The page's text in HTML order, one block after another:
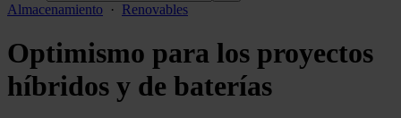
Almacenamiento
· Renovables
Optimismo para los proyectos
híbridos y de baterías